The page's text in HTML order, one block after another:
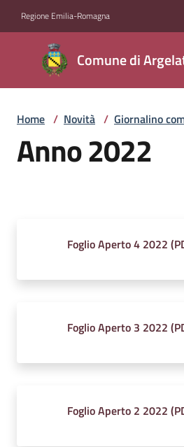
Regione Emilia-Romagna
Comune di
Comune
di
Argelato
Amministrazione
Argelato
Amministrazione
Home / Novità / Giornalino
Anno 2022
Foglio Aperto 4 2022 (
Foglio Aperto 3 2022 (
Foglio Aperto 2 2022 (